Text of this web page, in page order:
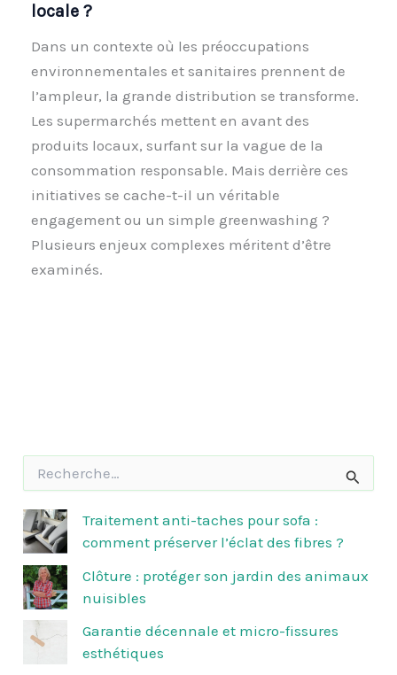
locale ?
Dans un contexte où les préoccupations
environnementales et sanitaires prennent de
l’ampleur, la grande distribution se transforme.
Les supermarchés mettent en avant des
produits locaux, surfant sur la vague de la
consommation responsable. Mais derrière ces
initiatives se cache-t-il un véritable
engagement ou un simple greenwashing ?
Plusieurs enjeux complexes méritent d’être
examinés.
h
e
r
c
h
e
Traitement anti-taches pour sofa :
comment préserver l’éclat des fibres ?
Clôture : protéger son jardin des animaux
nuisibles
Garantie décennale et micro-fissures
esthétiques